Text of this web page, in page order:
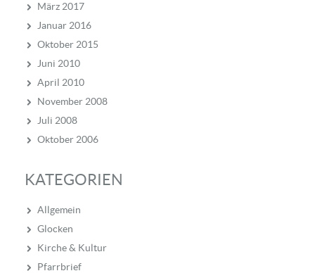
März 2017
Januar 2016
Oktober 2015
Juni 2010
April 2010
November 2008
Juli 2008
Oktober 2006
KATEGORIEN
Allgemein
Glocken
Kirche & Kultur
Pfarrbrief